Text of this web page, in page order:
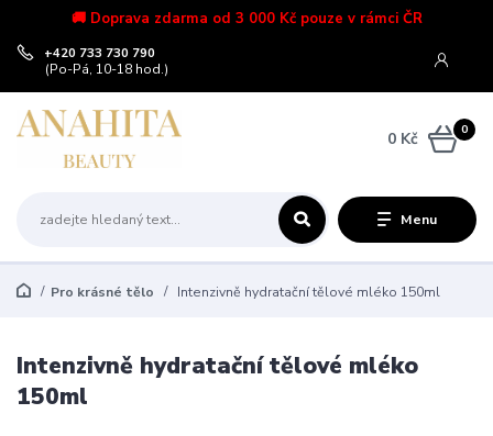
🚚 Doprava zdarma od 3 000 Kč pouze v rámci ČR
Menu
+420 733 730 790
(Po-Pá, 10-18 hod.)
0
0 Kč
Pro krásné tělo Intenzivně hydratační tělové mléko 150ml
Intenzivně hydratační tělové mléko
150ml